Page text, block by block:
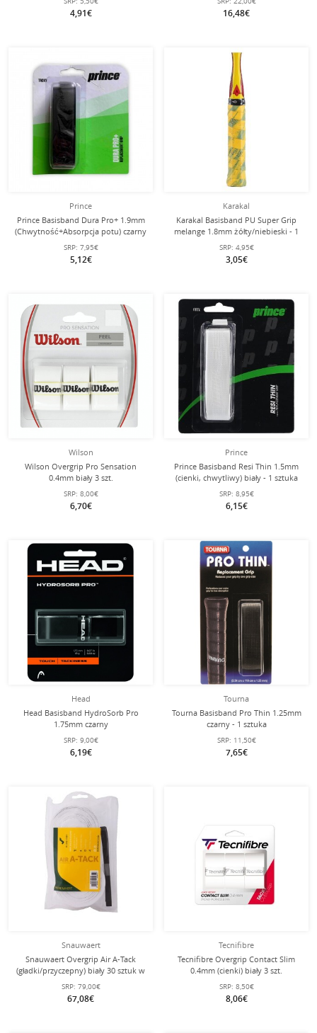
4,91€ 16,48€
Prince
Prince Basisband Dura Pro+ 1.9mm
(Chwytność+Absorpcja potu) czarny
- 1 sztuka
SRP: 7,95€
5,12€
Karakal
Karakal Basisband PU Super Grip
melange 1.8mm żółty/niebieski - 1
sztuka
SRP: 4,95€
3,05€
Wilson
Wilson Overgrip Pro Sensation
0.4mm biały 3 szt.
SRP: 8,00€
6,70€
Prince
Prince Basisband Resi Thin 1.5mm
(cienki, chwytliwy) biały - 1 sztuka
SRP: 8,95€
6,15€
Head
Head Basisband HydroSorb Pro
1.75mm czarny
SRP: 9,00€
6,19€
Tourna
Tourna Basisband Pro Thin 1.25mm
czarny - 1 sztuka
SRP: 11,50€
7,65€
Snauwaert
Snauwaert Overgrip Air A-Tack
(gładki/przyczepny) biały 30 sztuk w
opakowaniu
SRP: 79,00€
67,08€
Tecnifibre
Tecnifibre Overgrip Contact Slim
0.4mm (cienki) biały 3 szt.
SRP: 8,50€
8,06€